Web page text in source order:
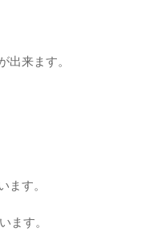
出来ます。
ます。
ます。